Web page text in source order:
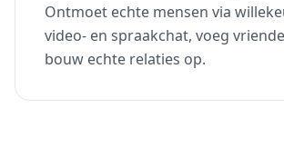
Ontmoet echte mensen via
video- en spraakchat, voeg
bouw echte relaties op.